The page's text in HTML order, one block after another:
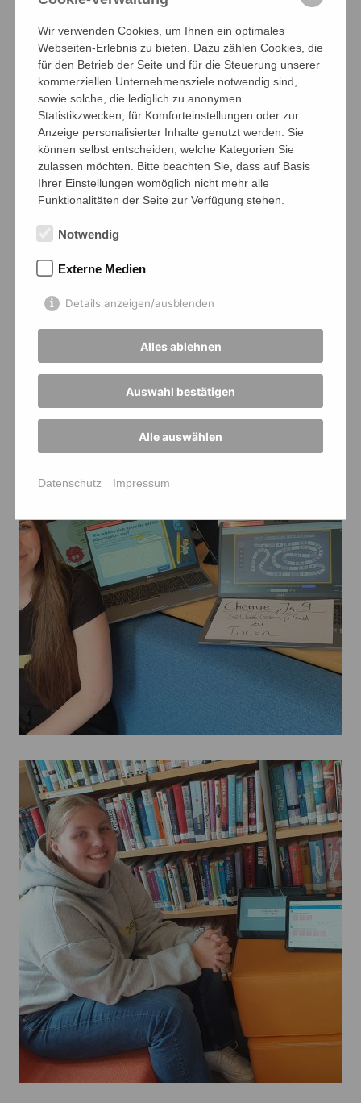
Wir verwenden Cookies, um Ihnen ein optimales
Webseiten-Erlebnis zu bieten. Dazu zählen Cookies, die
für den Betrieb der Seite und für die Steuerung unserer
kommerziellen Unternehmensziele notwendig sind,
sowie solche, die lediglich zu anonymen
Statistikzwecken, für Komforteinstellungen oder zur
Anzeige personalisierter Inhalte genutzt werden. Sie
können selbst entscheiden, welche Kategorien Sie
zulassen möchten. Bitte beachten Sie, dass auf Basis
Ihrer Einstellungen womöglich nicht mehr alle
Funktionalitäten der Seite zur Verfügung stehen.
Notwendig
Externe Medien
Details anzeigen/ausblenden
Alles ablehnen
Auswahl bestätigen
Alle auswählen
Datenschutz Impressum